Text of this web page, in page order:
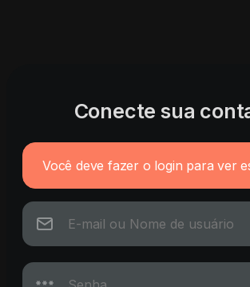
Conecte sua
Você deve fazer o login para ver